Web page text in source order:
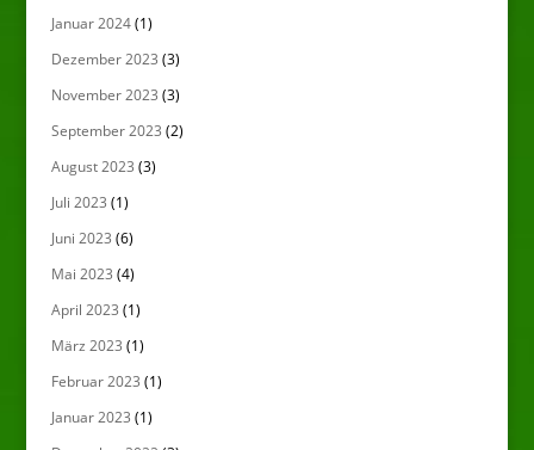
Januar 2024(1)
Dezember 2023 (3)
November 2023 (3)
September 2023 (2)
August 2023 (3)
Juli 2023 (1)
Juni 2023 (6)
Mai 2023 (4)
April 2023 (1)
März 2023 (1)
Februar 2023 (1)
Januar 2023 (1)